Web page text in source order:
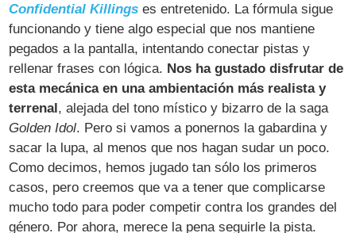
Confidential Killings es entretenido. La fórmula sigue
funcionando y tiene algo especial que nos mantiene
pegados a la pantalla, intentando conectar pistas y
rellenar frases con lógica. Nos ha gustado disfrutar de
esta mecánica en una ambientación más realista y
terrenal, alejada del tono místico y bizarro de la saga
Golden Idol. Pero si vamos a ponernos la gabardina y
sacar la lupa, al menos que nos hagan sudar un poco.
Como decimos, hemos jugado tan sólo los primeros
casos, pero creemos que va a tener que complicarse
mucho todo para poder competir contra los grandes del
género. Por ahora, merece la pena seguirle la pista.